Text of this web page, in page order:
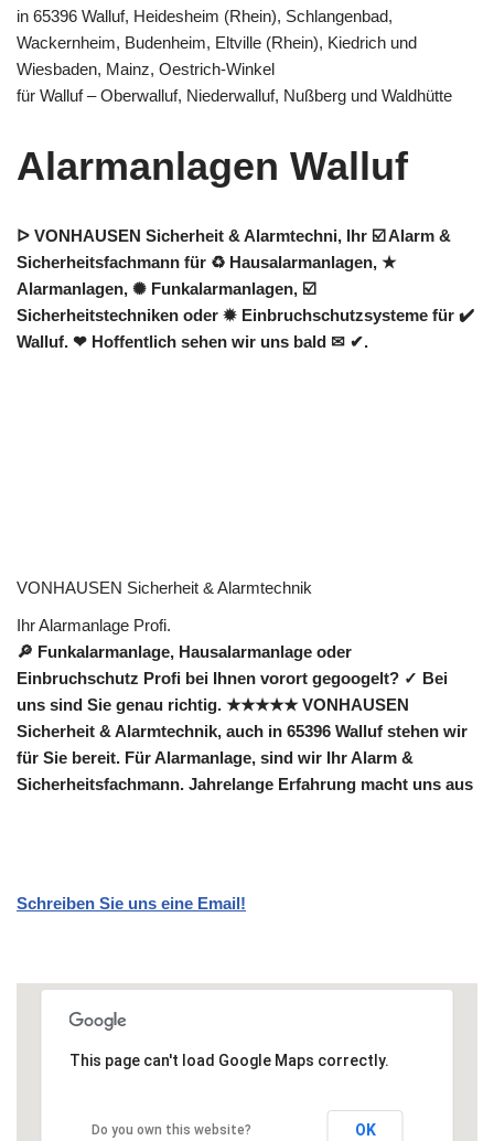
in 65396 Walluf, Heidesheim (Rhein), Schlangenbad,
Wackernheim, Budenheim, Eltville (Rhein), Kiedrich und
Wiesbaden, Mainz, Oestrich-Winkel
für Walluf – Oberwalluf, Niederwalluf, Nußberg und Waldhütte
Alarmanlagen Walluf
ᐅ VONHAUSEN Sicherheit & Alarmtechni, Ihr ☑️ Alarm &
Sicherheitsfachmann für ♻ Hausalarmanlagen, ★
Alarmanlagen, ✺ Funkalarmanlagen, ☑️
Sicherheitstechniken oder ✹ Einbruchschutzsysteme für ✔️
Walluf. ❤ Hoffentlich sehen wir uns bald ✉ ✔.
VONHAUSEN Sicherheit & Alarmtechnik
Ihr Alarmanlage Profi.
🔎 Funkalarmanlage, Hausalarmanlage oder
Einbruchschutz Profi bei Ihnen vorort gegoogelt? ✓ Bei
uns sind Sie genau richtig. ★★★★★ VONHAUSEN
Sicherheit & Alarmtechnik, auch in 65396 Walluf stehen wir
für Sie bereit. Für Alarmanlage, sind wir Ihr Alarm &
Sicherheitsfachmann. Jahrelange Erfahrung macht uns aus
Schreiben Sie uns eine Email!
This page can't load Google Maps correctly.
Do you own this website? OK